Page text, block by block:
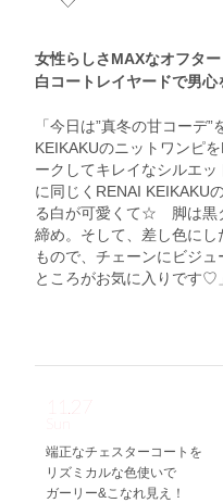
女性らしさMAXなオフタ
白コートレイヤードで男心
「今日は”真冬の甘コー
KEIKAKUのニットワンピ
ークしてキレイなシルエ
に同じくRENAI
る白が可愛くて☆ 脚は黒
締め。そして、差し色に
もので、チェーンにビジ
ところがお気に入りです♡」
端正なチェスターコートを
リズミカルな色使いで
ガーリー&こなれ見え！